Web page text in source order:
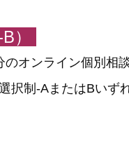
）
オンライン個別相
択制-AまたはBい